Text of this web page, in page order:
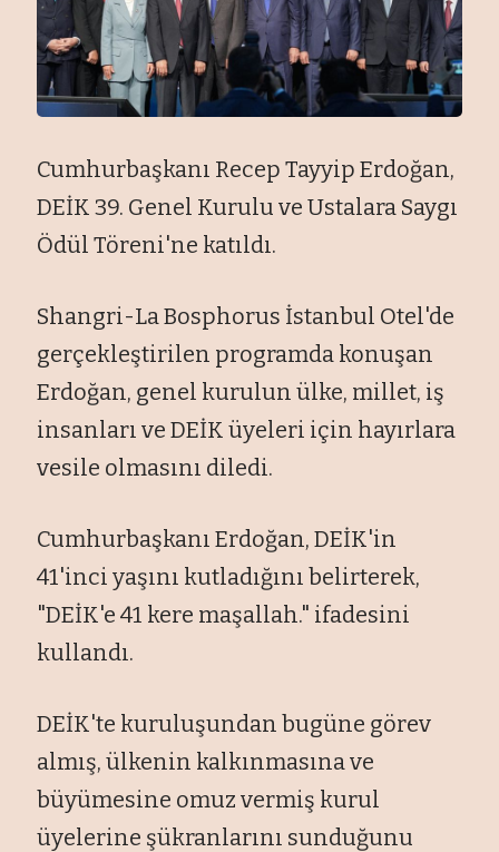
Cumhurbaşkanı Recep Tayyip Erdoğan,
DEİK 39. Genel Kurulu ve Ustalara Saygı
Ödül Töreni'ne katıldı.
Shangri-La Bosphorus İstanbul Otel'de
gerçekleştirilen programda konuşan
Erdoğan, genel kurulun ülke, millet, iş
insanları ve DEİK üyeleri için hayırlara
vesile olmasını diledi.
Cumhurbaşkanı Erdoğan, DEİK'in
41'inci yaşını kutladığını belirterek,
"DEİK'e 41 kere maşallah." ifadesini
kullandı.
DEİK'te kuruluşundan bugüne görev
almış, ülkenin kalkınmasına ve
büyümesine omuz vermiş kurul
üyelerine şükranlarını sunduğunu